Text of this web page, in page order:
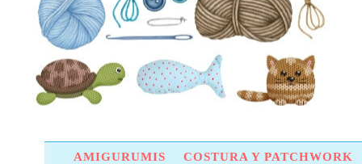
AMIGURUMIS COSTURA Y PATCHWORK